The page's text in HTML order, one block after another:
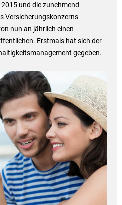
und die zunehmend
Versicherungskonzerns
nun an jährlich einen
Erstmals hat sich der
gegeben.